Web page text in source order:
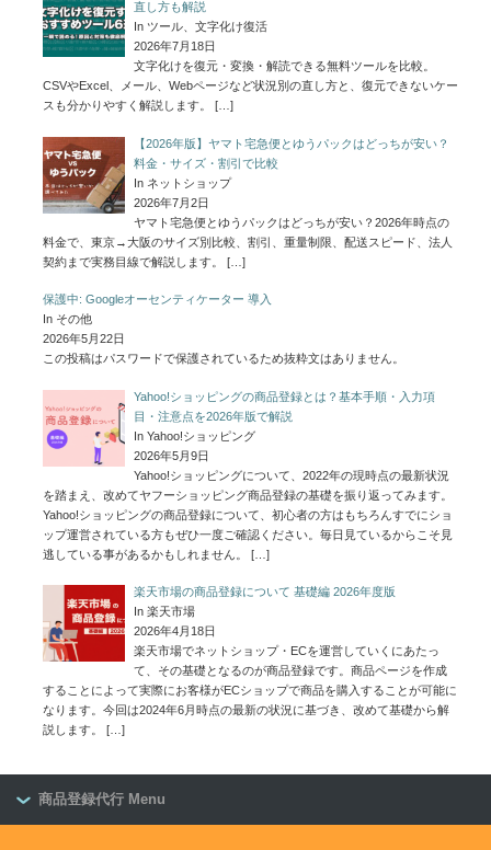
直し方も解説
In ツール、文字化け復活
2026年7月18日
文字化けを復元・変換・解読できる無料ツールを比較。
CSVやExcel、メール、Webページなど状況別の直し方と、復元できないケー
スも分かりやすく解説します。
[…]
【2026年版】ヤマト宅急便とゆうパックはどっちが安い？
料金・サイズ・割引で比較
In ネットショップ
2026年7月2日
ヤマト宅急便とゆうパックはどっちが安い？2026年時点の
料金で、東京→大阪のサイズ別比較、割引、重量制限、配送スピード、法人
契約まで実務目線で解説します。
[…]
保護中: Googleオーセンティケーター 導入
In その他
2026年5月22日
この投稿はパスワードで保護されているため抜粋文はありません。
Yahoo!ショッピングの商品登録とは？基本手順・入力項
目・注意点を2026年版で解説
In Yahoo!ショッピング
2026年5月9日
Yahoo!ショッピングについて、2022年の現時点の最新状況
を踏まえ、改めてヤフーショッピング商品登録の基礎を振り返ってみます。
Yahoo!ショッピングの商品登録について、初心者の方はもちろんすでにショ
ップ運営されている方もぜひ一度ご確認ください。毎日見ているからこそ見
逃している事があるかもしれません。
[…]
楽天市場の商品登録について 基礎編 2026年度版
In 楽天市場
2026年4月18日
楽天市場でネットショップ・ECを運営していくにあたっ
て、その基礎となるのが商品登録です。商品ページを作成
することによって実際にお客様がECショップで商品を購入することが可能に
なります。今回は2024年6月時点の最新の状況に基づき、改めて基礎から解
説します。
[…]
商品登録代行 Menu